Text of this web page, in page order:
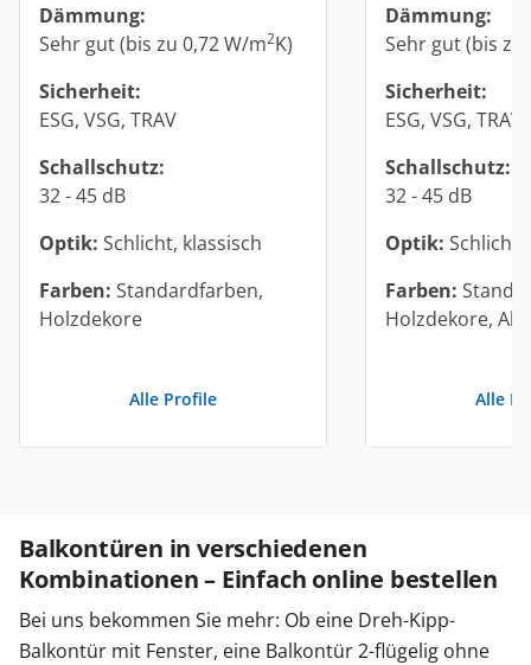
Dämmung:
Sehr gut (bis zu 0,72 W/m2K)
Sicherheit:
ESG, VSG, TRAV
Schallschutz:
32 - 45 dB
Optik: Schlicht, klassisch
Farben: Standardfarben,
Holzdekore
Alle Profile
Dämmung:
Sehr gut (bis zu
Sicherheit:
ESG, VSG, TRAV
Schallschutz:
32 - 45 dB
Optik:
Farben:
Holzdekore,
Alle
Balkontüren in verschiedenen
Kombinationen – Einfach online bestellen
Bei uns bekommen Sie mehr: Ob eine Dreh-Kipp-
Balkontür mit Fenster, eine Balkontür 2-flügelig ohne